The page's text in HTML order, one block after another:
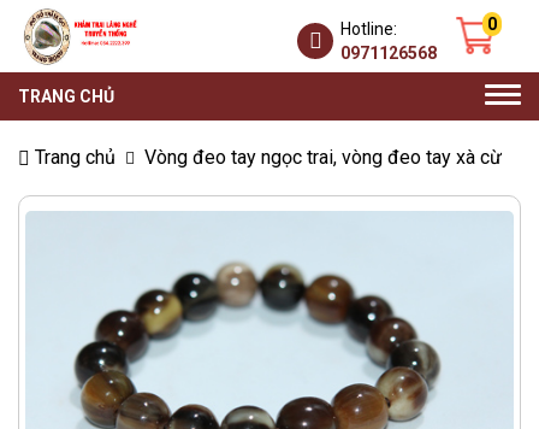
0
Hotline:
0971126568
TRANG CHỦ
Trang chủ Vòng đeo tay ngọc trai, vòng đeo tay xà cừ